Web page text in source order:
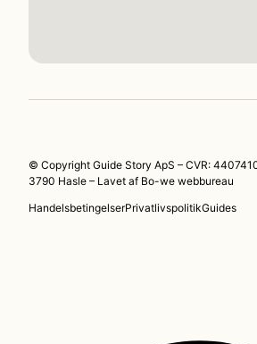
© Copyright Guide Story ApS – CVR:
3790 Hasle – Lavet af Bo-we webbureau
HandelsbetingelserPrivatlivspolitikGuides